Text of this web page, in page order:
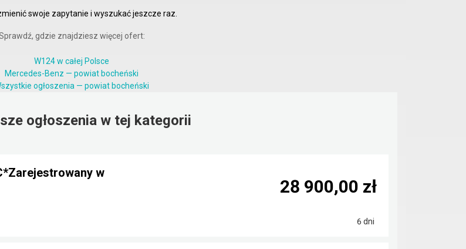
swoje zapytanie i wyszukać jeszcze raz.
gdzie znajdziesz więcej ofert:
W124 w całej Polsce
Mercedes-Benz — powiat bocheński
ogłoszenia — powiat bocheński
ogłoszenia w tej kategorii
w
6 dni
28 900,00 zł